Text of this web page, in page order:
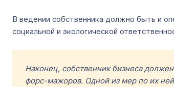
В ведении собственника должно быть и
социальной и экологической
Наконец, собственник бизнеса
форс-мажоров. Одной из мер по их